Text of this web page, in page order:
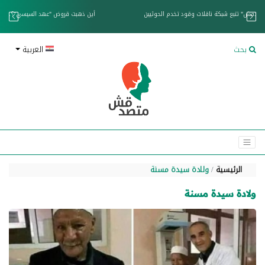
خزان عائم.. "متصدقش" تتبع شبكة ناقلات وقود تخدم الحوثيين
بحث العربية
الرئيسية ولادة سيدة مسنة
ولادة سيدة مسنة